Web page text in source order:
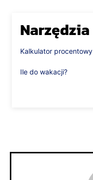
Narzędzia
Kalkulator procentowy
Ile do wakacji?